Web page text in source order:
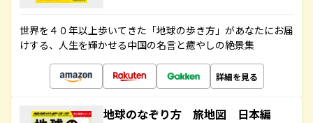
世界を４０年以上歩いてきた「地球の歩き方」があなたにお届
けする、人生を輝かせる中国の名言と癒やしの絶景集
詳細を見る
地球のなぞり方 旅地図 日本編